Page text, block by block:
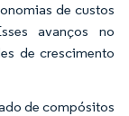
de custos
avanços no
de crescimento
de compósitos